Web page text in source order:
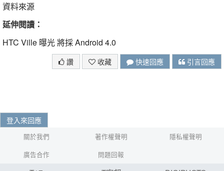
資料來源
延伸閱讀：
HTC Ville 曝光 將採 Android 4.0
讚 收藏 快速回應 引言回應
登入來回應
關於我們 著作權聲明
隱私權聲明
廣告合作
問題回報